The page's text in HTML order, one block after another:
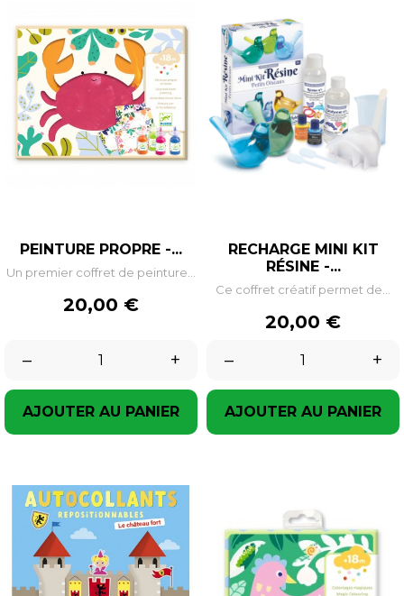
PEINTURE PROPRE -...
Un premier coffret de peinture...
Prix
20,00 €
– +
AJOUTER AU PANIER
RECHARGE MINI KIT
RÉSINE -...
Ce coffret créatif permet de...
Prix
20,00 €
–
+
AJOUTER AU PANIER